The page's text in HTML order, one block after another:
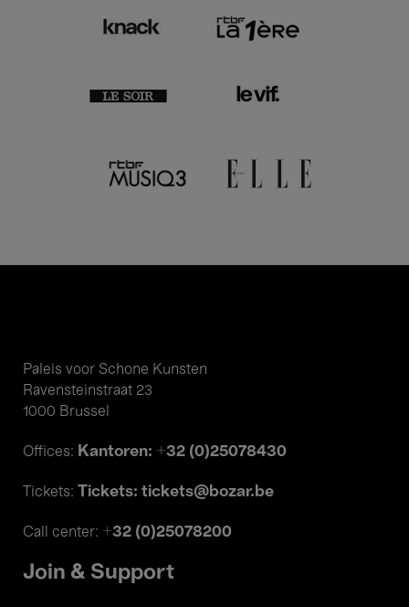
Paleis voor Schone Kunsten
Ravensteinstraat 23
1000 Brussel
Offices: Kantoren: +32 (0)25078430
Tickets: Tickets: tickets@bozar.be
Call center: +32 (0)25078200
Join & Support